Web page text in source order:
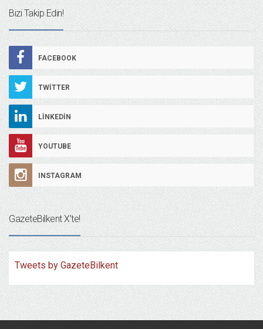
Bizi Takip Edin!
FACEBOOK
TWITTER
LINKEDIN
YOUTUBE
INSTAGRAM
GazeteBilkent X’te!
Tweets by GazeteBilkent